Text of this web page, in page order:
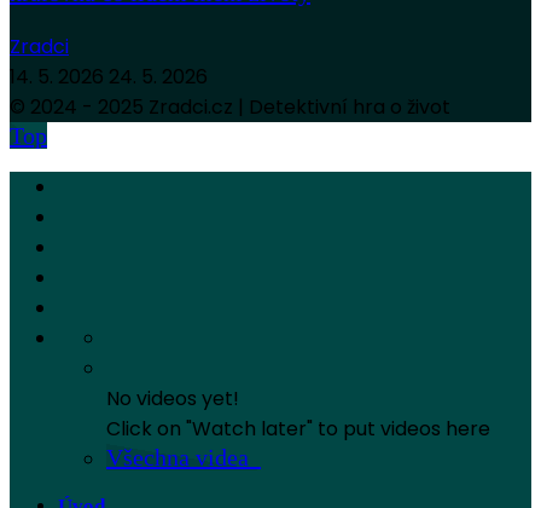
Zradci
14. 5. 2026 24. 5. 2026
© 2024 - 2025 Zradci.cz | Detektivní hra o život
Top
No videos yet!
Click on "Watch later" to put videos here
Všechna videa